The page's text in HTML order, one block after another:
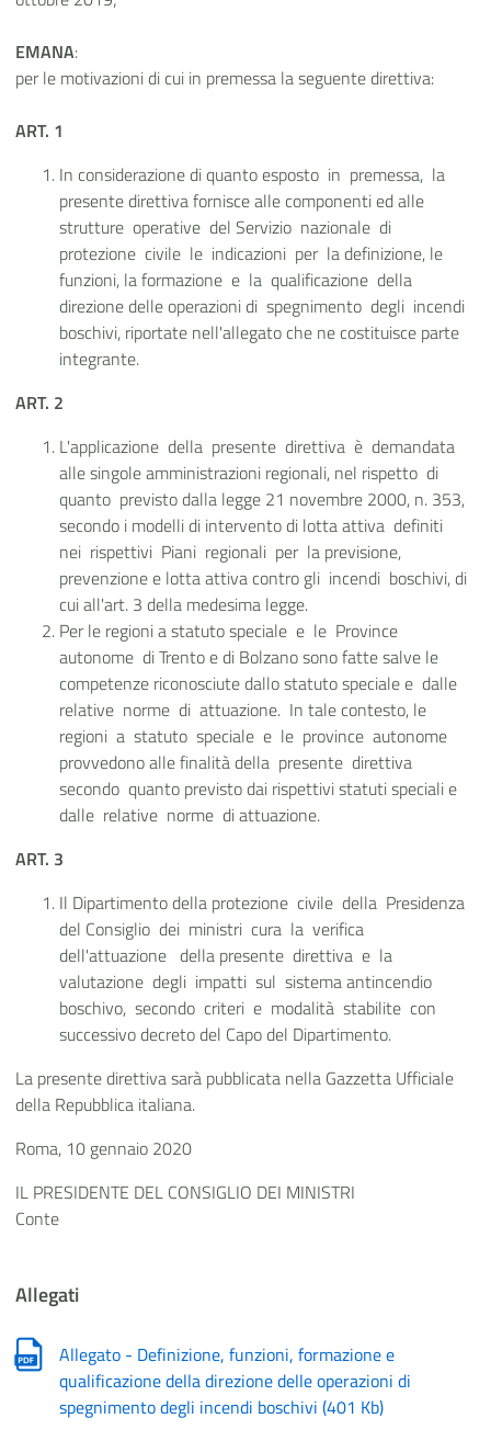
EMANA:
per le motivazioni di cui in premessa la seguente direttiva:
ART. 1
In considerazione di quanto esposto in premessa, la
presente direttiva fornisce alle componenti ed alle
strutture operative del Servizio nazionale di
protezione civile le indicazioni per la definizione, le
funzioni, la formazione e la qualificazione della
direzione delle operazioni di spegnimento degli incendi
boschivi, riportate nell'allegato che ne costituisce parte
integrante.
ART. 2
L'applicazione della presente direttiva è demandata
alle singole amministrazioni regionali, nel rispetto di
quanto previsto dalla legge 21 novembre 2000, n. 353,
secondo i modelli di intervento di lotta attiva definiti
nei rispettivi Piani regionali per la previsione,
prevenzione e lotta attiva contro gli incendi boschivi, di
cui all'art. 3 della medesima legge.
Per le regioni a statuto speciale e le Province
autonome di Trento e di Bolzano sono fatte salve le
competenze riconosciute dallo statuto speciale e dalle
relative norme di attuazione. In tale contesto, le
regioni a statuto speciale e le province autonome
provvedono alle finalità della presente direttiva
secondo quanto previsto dai rispettivi statuti speciali e
dalle relative norme di attuazione.
ART. 3
Il Dipartimento della protezione civile della Presidenza
del Consiglio dei ministri cura la verifica
dell'attuazione della presente direttiva e la
valutazione degli impatti sul sistema antincendio
boschivo, secondo criteri e modalità stabilite con
successivo decreto del Capo del Dipartimento.
La presente direttiva sarà pubblicata nella Gazzetta Ufficiale
della Repubblica italiana.
Roma, 10 gennaio 2020
IL PRESIDENTE DEL CONSIGLIO DEI MINISTRI
Conte
Allegati
Allegato - Definizione, funzioni, formazione e
qualificazione della direzione delle operazioni di
spegnimento degli incendi boschivi (401 Kb)